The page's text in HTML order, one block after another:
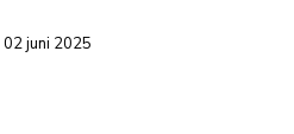
02 juni 2025